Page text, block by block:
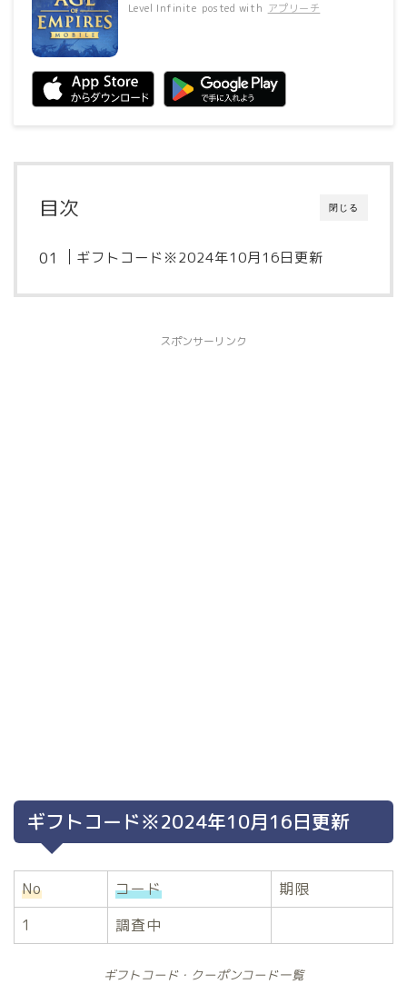
Level Infinite posted with アプリーチ
閉じる
目次
ギフトコード※2024年10月16日更新
スポンサーリンク
ギフトコード※2024年10月16日更新
No コード
期限
1
調査中
ギフトコード・クーポンコード一覧